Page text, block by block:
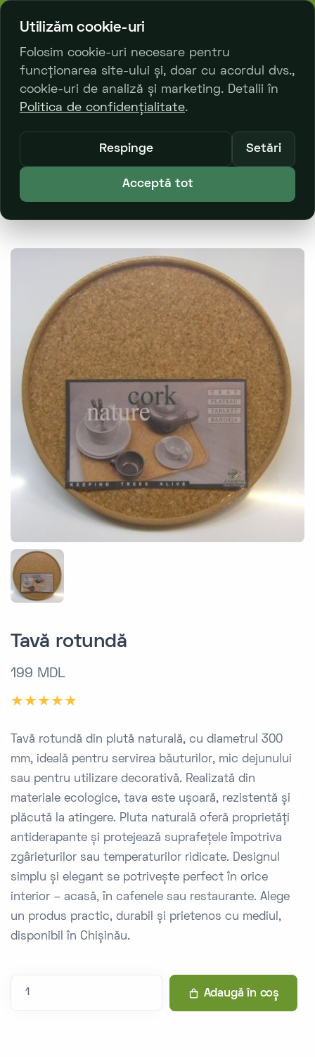
bl. Decebal 23/2
0
Catalog Produse
Accesorii
Accesorii pentru bucătărie
Tavă rotundă
Tavă rotundă
199 MDL
Tavă rotundă din plută naturală, cu diametrul 300
mm, ideală pentru servirea băuturilor, mic dejunului
sau pentru utilizare decorativă. Realizată din
materiale ecologice, tava este ușoară, rezistentă și
plăcută la atingere. Pluta naturală oferă proprietăți
antiderapante și protejează suprafețele împotriva
zgârieturilor sau temperaturilor ridicate. Designul
simplu și elegant se potrivește perfect în orice
interior – acasă, în cafenele sau restaurante. Alege
un produs practic, durabil și prietenos cu mediul,
disponibil în Chișinău.
Adaugă în coș
Utilizăm cookie-uri
Folosim cookie-uri necesare pentru
funcționarea site-ului și, doar cu acordul dvs.,
cookie-uri de analiză și marketing. Detalii în
Politica de confidențialitate.
Respinge Setări
Acceptă tot